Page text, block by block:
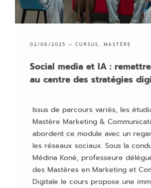
02/06/2025 —CURSUS,MASTÈRE
Social media et IA :
au centre des stratégies
Issus de parcours variés, les
Mastère Marketing &
abordent ce module avec un
les réseaux sociaux. Sous la
Médina Koné, professeure
des Mastères en Marketing et
Digitale le cours propose une